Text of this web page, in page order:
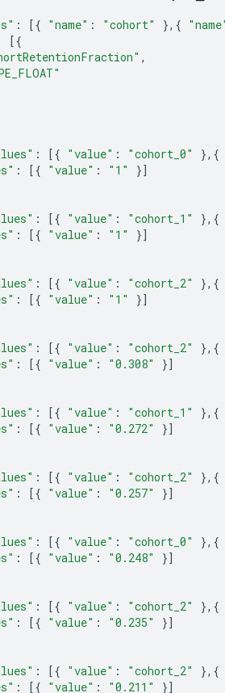
: [{ "name" : "cohort" },{
[{
,
: [{ "value" : "cohort_0"
},{
: [{ "value" : "1"
}]
: [{ "value" : "cohort_1"
},{
: [{ "value" : "1"
}]
: [{ "value" : "cohort_2"
},{
: [{ "value" : "1"
}]
: [{ "value" : "cohort_2"
},{
: [{ "value" : "0.308"
}]
: [{ "value" : "cohort_1"
},{
: [{ "value" : "0.272"
}]
: [{ "value" : "cohort_2"
},{
: [{ "value" : "0.257"
}]
: [{ "value" : "cohort_0"
},{
: [{ "value" : "0.248"
}]
: [{ "value" : "cohort_2"
},{
: [{ "value" : "0.235"
}]
: [{ "value" : "cohort_2"
},{
: [{ "value" : "0.211"
}]